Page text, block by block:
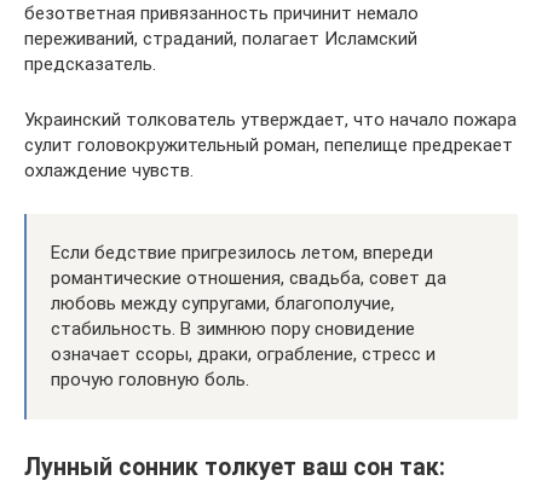
безответная привязанность причинит немало
переживаний, страданий, полагает Исламский
предсказатель.
Украинский толкователь утверждает, что начало пожара
сулит головокружительный роман, пепелище предрекает
охлаждение чувств.
Если бедствие пригрезилось летом, впереди
романтические отношения, свадьба, совет да
любовь между супругами, благополучие,
стабильность. В зимнюю пору сновидение
означает ссоры, драки, ограбление, стресс и
прочую головную боль.
Лунный сонник толкует ваш сон так: